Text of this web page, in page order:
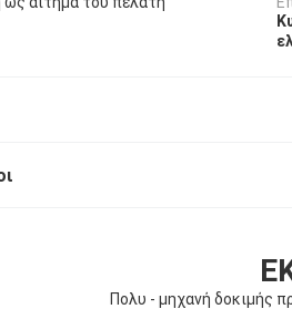
Πολυ - μηχανή δοκιμής